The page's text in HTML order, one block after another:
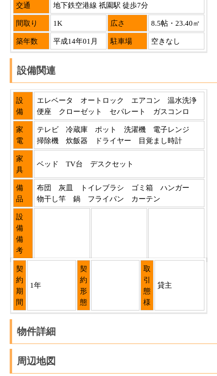
交通 地下鉄空港線 祇園駅 徒歩7分
間取り 1K 広さ 8.5帖・23.40㎡
築年数 平成14年01月 駐車場 空きなし
設備関連
設
備
エレベータ オートロック エアコン 温水洗浄
便座 クローゼット セパレート ガスコンロ
家
電
テレビ 冷蔵庫 ポット 洗濯機 電子レンジ
掃除機 炊飯器 ドライヤー 目覚まし時計
家
具
ベッド TV台 デスクセット
備
品
布団 灰皿 トイレブラシ ゴミ箱 ハンガー
物干し竿 鍋 フライパン カーテン
設
備
備
考
契
約
期
間
1年
契
約
形
態
取
引
態
様
貸主
物件詳細
周辺地図